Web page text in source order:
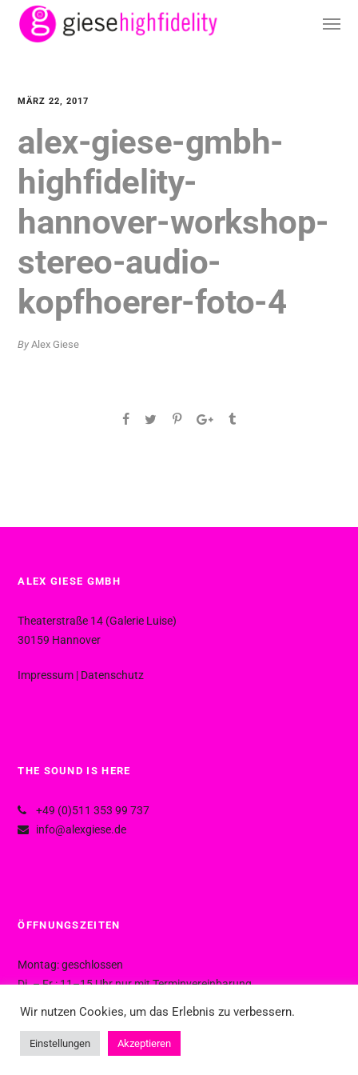
MÄRZ 22, 2017
alex-giese-gmbh-
highfidelity-
hannover-workshop-
stereo-audio-
kopfhoerer-foto-4
ByAlex Giese
ALEX GIESE GMBH
Theaterstraße 14 (Galerie Luise)
30159 Hannover
Impressum | Datenschutz
THE SOUND IS HERE
+49 (0)511 353 99 737
info@alexgiese.de
ÖFFNUNGSZEITEN
Montag: geschlossen
Di. – Fr.: 11–15 Uhr nur mit Terminvereinbarung
Wir nutzen Cookies, um das Erlebnis zu verbessern.
Einstellungen Akzeptieren